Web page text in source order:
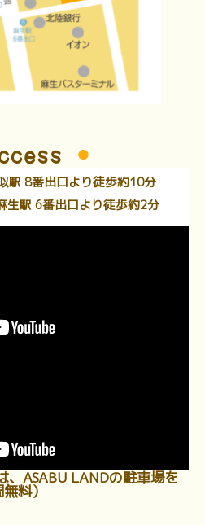
駅 8番出口より徒歩約10分
生駅 6番出口より徒歩約2分
ASABU LANDの駐車場を
料）